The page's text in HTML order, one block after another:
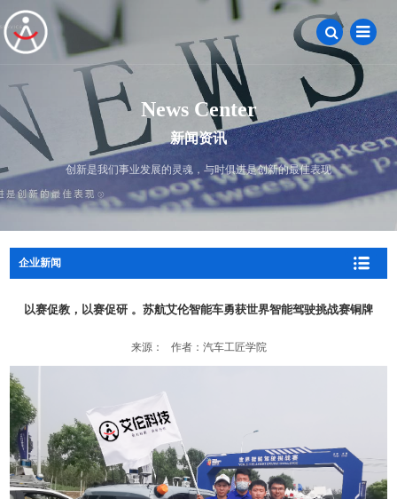
News Center
新闻资讯
创新是我们事业发展的灵魂，与时俱进是创新的最佳表现
企业新闻
以赛促教，以赛促研 。苏航艾伦智能车勇获世界智能驾驶挑战赛铜牌
来源： 作者：汽车工匠学院